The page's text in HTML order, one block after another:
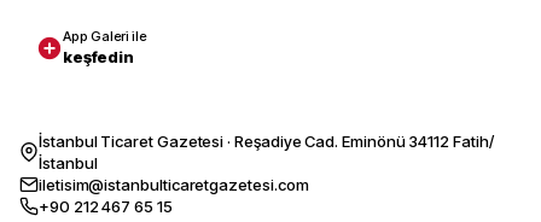
App Galeri ile
keşfedin
İstanbul Ticaret Gazetesi · Reşadiye Cad. Eminönü 34112 Fatih/
İstanbul
iletisim@istanbulticaretgazetesi.com
+90 212 467 65 15